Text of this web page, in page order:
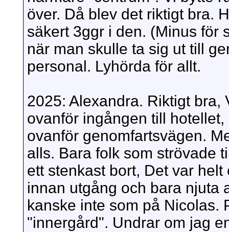
över. Då blev det riktigt bra.
säkert 3ggr i den. (Minus för
när man skulle ta sig ut till
personal. Lyhörda för allt.
2025: Alexandra. Riktigt bra,
ovanför ingången till
ovanför genomfartsvägen.
alls. Bara folk som strövade
ett stenkast bort, Det var
innan utgång och bara njuta
kanske inte som på Nicolas.
"innergård". Undrar om jag